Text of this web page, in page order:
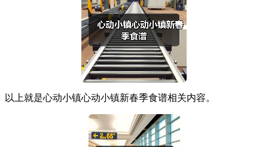
以上就是心动小镇心动小镇新春季食谱相关内容。